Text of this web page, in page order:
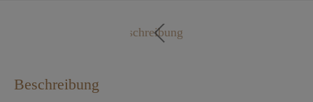
Beschreibung
Beschreibung